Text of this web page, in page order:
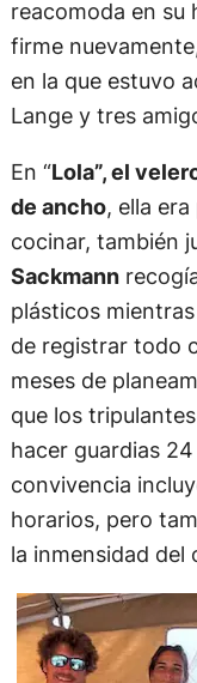
reacomoda en su
firme
en la que estuvo
Lange y tres
En “Lola”, el
de ancho, ella
cocinar, también
Sackmann
plásticos
de registrar todo
meses de
que los
hacer guardias
convivencia
horarios, pero
la inmensidad del